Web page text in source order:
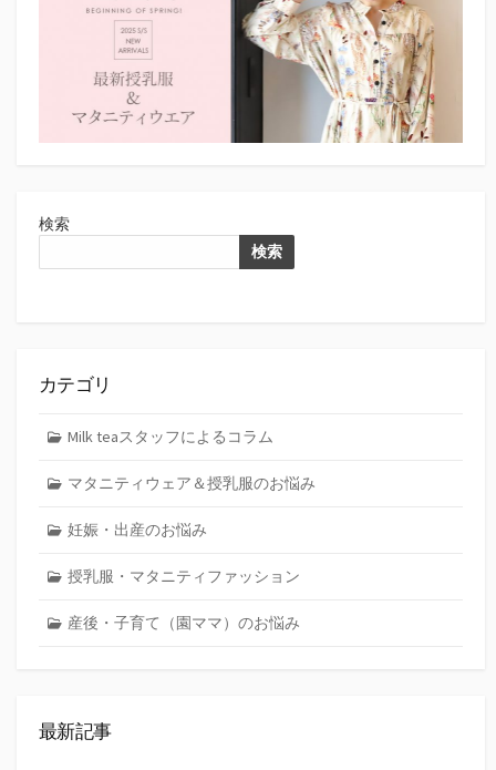
検索
検索
カテゴリ
Milk teaスタッフによるコラム
マタニティウェア＆授乳服のお悩み
妊娠・出産のお悩み
授乳服・マタニティファッション
産後・子育て（園ママ）のお悩み
最新記事